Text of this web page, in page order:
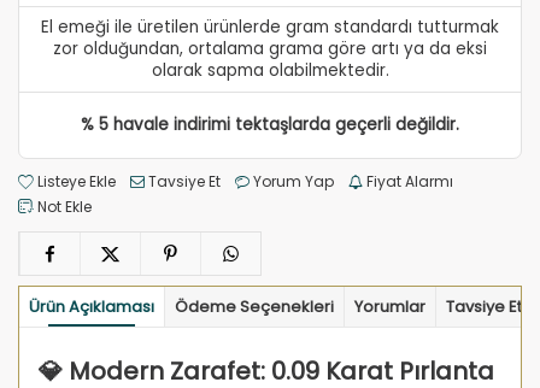
El emeği ile üretilen ürünlerde gram standardı tutturmak
zor olduğundan, ortalama grama göre artı ya da eksi
olarak sapma olabilmektedir.
% 5 havale indirimi tektaşlarda geçerli değildir.
Listeye Ekle Tavsiye Et Yorum Yap
Fiyat Alarmı
Not Ekle
Ürün Açıklaması Ödeme Seçenekleri Yorumlar Tavsiye Et
💎 Modern Zarafet: 0.09 Karat Pırlanta